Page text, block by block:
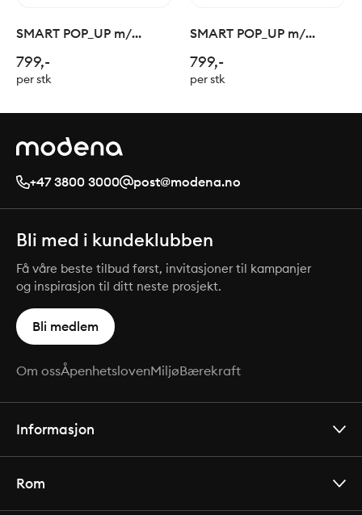
SMART POP_UP m/
Champagne
799,-
per stk
SMART POP_UP m/
799,-
per stk
+47 3800 3000 post@modena.no
Bli med i kundeklubben
Få våre beste tilbud først, invitasjoner til kampanjer
og inspirasjon til ditt neste prosjekt.
Bli medlem
Om ossÅpenhetslovenMiljøBærekraft
Informasjon
Rom